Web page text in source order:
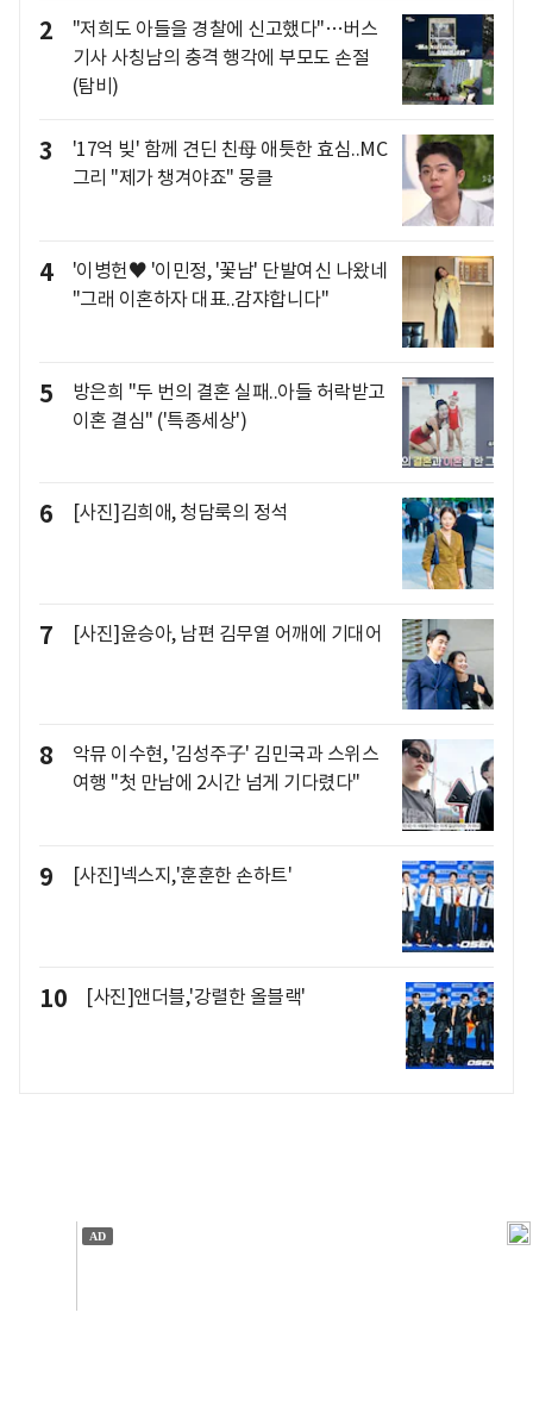
2
"저희도 아들을 경찰에 신고했다"…버스
기사 사칭남의 충격 행각에 부모도 손절
(탐비)
3
'17억 빚' 함께 견딘 친母 애틋한 효심..MC
그리 "제가 챙겨야죠" 뭉클
4
'이병헌♥ '이민정, '꽃남' 단발여신 나왔네
"그래 이혼하자 대표..감쟈합니다"
5
방은희 "두 번의 결혼 실패..아들 허락받고
이혼 결심" ('특종세상')
6 [사진]김희애, 청담룩의 정석
7 [사진]윤승아, 남편 김무열 어깨에 기대어
8
악뮤 이수현, '김성주子' 김민국과 스위스
여행 "첫 만남에 2시간 넘게 기다렸다"
9 [사진]넥스지,'훈훈한 손하트'
10 [사진]앤더블,'강렬한 올블랙'